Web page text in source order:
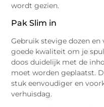
wordt gezien.
Pak Slim in
Gebruik stevige dozen
goede kwaliteit om je
doos duidelijk met de
moet worden geplaatst.
stuk eenvoudiger en
verhuisdag.